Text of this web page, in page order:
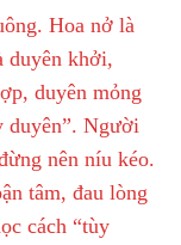
Hoa nở là
duyên khởi,
duyên mỏng
duyên”. Người
nên níu kéo.
tâm, đau lòng
cách “tùy